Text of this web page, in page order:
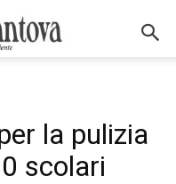
la pulizia
scolari